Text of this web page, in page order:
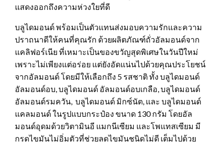
แสดงออกถึงความห่วงใยที่ดี
บลูไดมอนด์ พร้อมเป็นตัวแทนส่งมอบความรักและความ
ปราถนาดีให้คนที่คุณรัก ด้วยผลิตภัณฑ์ถั่วอัลมอนด์จาก
แคลิฟอร์เนีย ที่เหมาะเป็นของขวัญสุดพิเศษในวันปีใหม่
เพราะไม่เพียงแต่อร่อย แต่ยังอัดแน่นไปด้วยคุณประโยชน์
จากอัลมอนด์ โดยมีให้เลือกถึง 5 รสชาติ ทั้ง บลูไดมอนด์
อัลมอนด์อบ, บลูไดมอนด์ อัลมอนด์อบเกลือ, บลูไดมอนด์
อัลมอนด์รมควัน, บลูไดมอนด์ มิกซ์นัต, และ บลูไดมอนด์
แคลมอนด์ ในรูปแบบกระป๋อง ขนาด 130 กรัม โดยอัล
มอนด์อุดมด้วยวิตามินอี แมกนีเซียม และโพแทสเซียม มี
กรดไขมันไม่อิ่มตัวที่ช่วยลดไขมันชนิดไม่ดี เต็มไปด้วย